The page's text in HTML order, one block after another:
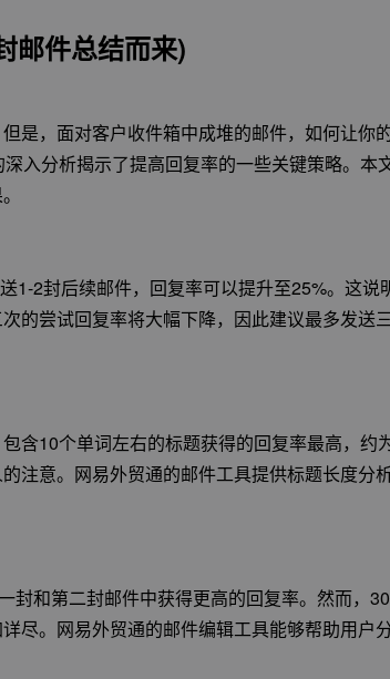
邮件总结而来)
是，面对客户收件箱中成堆的邮件，如何让你
入分析揭示了提高回复率的一些关键策略。本
1-2封后续邮件，回复率可以提升至25%。这说
的尝试回复率将大幅下降，因此建议最多发送
含10个单词左右的标题获得的回复率最高，约
注意。网易外贸通的邮件工具提供标题长度分
封和第二封邮件中获得更高的回复率。然而，
尽。网易外贸通的邮件编辑工具能够帮助用户